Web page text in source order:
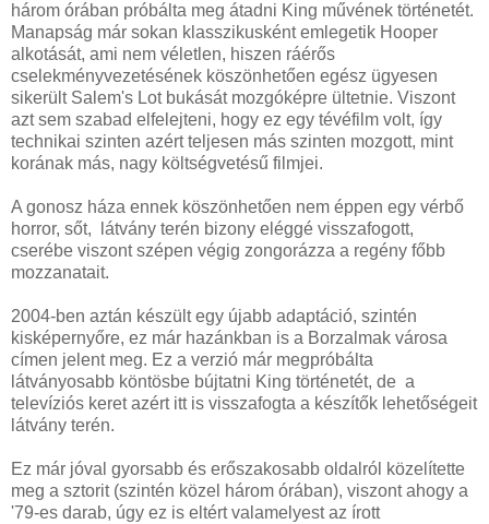
három órában próbálta meg átadni King művének történetét.
Manapság már sokan klasszikusként emlegetik Hooper
alkotását, ami nem véletlen, hiszen ráérős
cselekményvezetésének köszönhetően egész ügyesen
sikerült Salem's Lot bukását mozgóképre ültetnie. Viszont
azt sem szabad elfelejteni, hogy ez egy tévéfilm volt, így
technikai szinten azért teljesen más szinten mozgott, mint
korának más, nagy költségvetésű filmjei.
A gonosz háza ennek köszönhetően nem éppen egy vérbő
horror, sőt, látvány terén bizony eléggé visszafogott,
cserébe viszont szépen végig zongorázza a regény főbb
mozzanatait.
2004-ben aztán készült egy újabb adaptáció, szintén
kisképernyőre, ez már hazánkban is a Borzalmak városa
címen jelent meg. Ez a verzió már megpróbálta
látványosabb köntösbe bújtatni King történetét, de a
televíziós keret azért itt is visszafogta a készítők lehetőségeit
látvány terén.
Ez már jóval gyorsabb és erőszakosabb oldalról közelítette
meg a sztorit (szintén közel három órában), viszont ahogy a
'79-es darab, úgy ez is eltért valamelyest az írott